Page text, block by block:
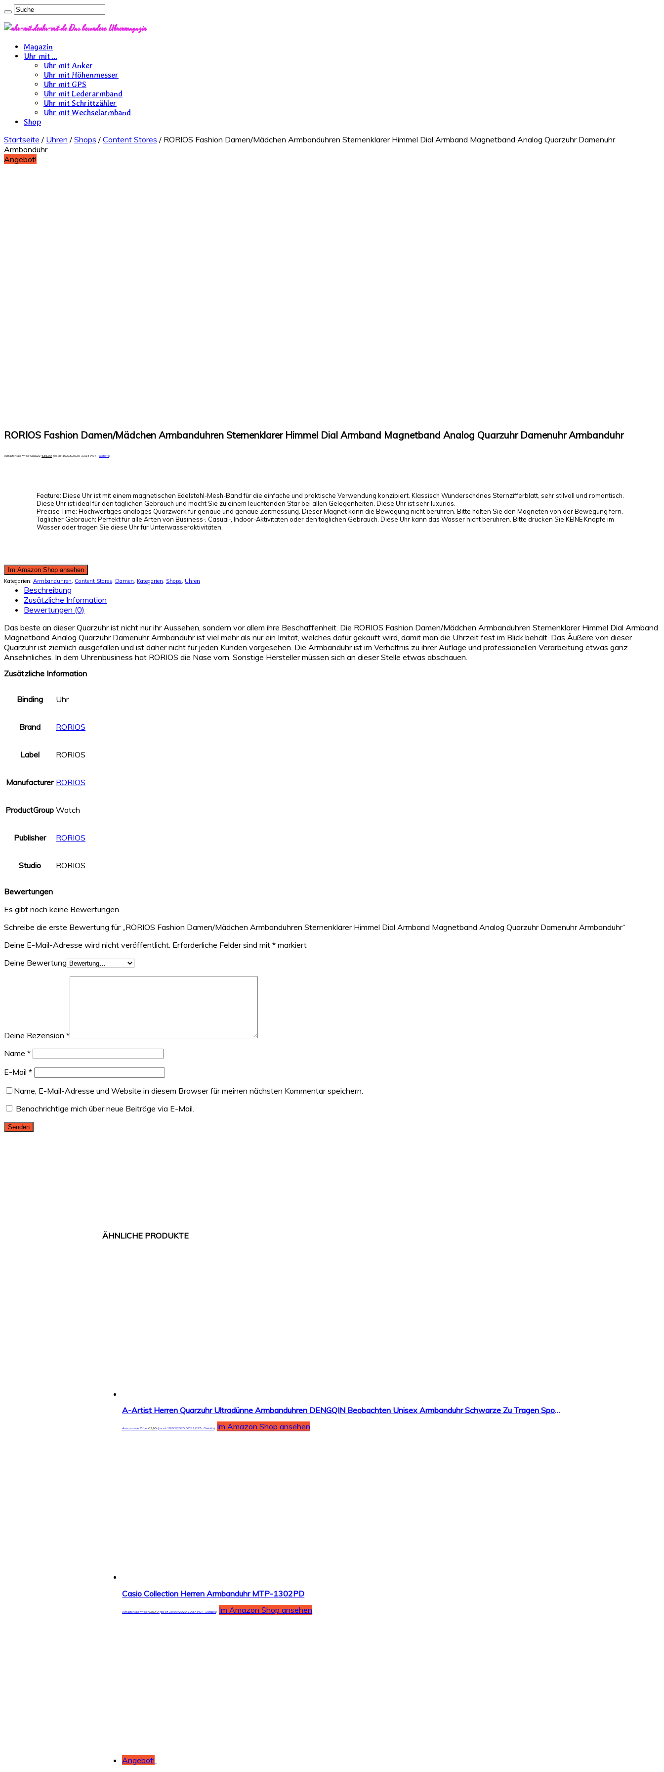
uhr-mit.de Das besondere Uhrenmagazin
Magazin
Uhr mit …
Uhr mit Anker
Uhr mit Höhenmesser
Uhr mit GPS
Uhr mit Lederarmband
Uhr mit Schrittzähler
Uhr mit Wechselarmband
Shop
Startseite / Uhren / Shops / Content Stores / RORIOS Fashion Damen/Mädchen Armbanduhren Sternenklarer Himmel Dial Armband Magnetband Analog Quarzuhr Damenuhr
Armbanduhr
Angebot!
RORIOS Fashion Damen/Mädchen Armbanduhren Sternenklarer Himmel Dial Armband Magnetband Analog Quarzuhr Damenuhr Armbanduhr
Amazon.de Price:€99,99 €36,99 (as of 19/03/2020 11:24 PST- Details)
Feature: Diese Uhr ist mit einem magnetischen Edelstahl-Mesh-Band für die einfache und praktische Verwendung konzipiert. Klassisch Wunderschönes Sternzifferblatt, sehr stilvoll und romantisch.
Diese Uhr ist ideal für den täglichen Gebrauch und macht Sie zu einem leuchtenden Star bei allen Gelegenheiten. Diese Uhr ist sehr luxuriös.
Precise Time: Hochwertiges analoges Quarzwerk für genaue und genaue Zeitmessung. Dieser Magnet kann die Bewegung nicht berühren. Bitte halten Sie den Magneten von der Bewegung fern.
Täglicher Gebrauch: Perfekt für alle Arten von Business-, Casual-, Indoor-Aktivitäten oder den täglichen Gebrauch. Diese Uhr kann das Wasser nicht berühren. Bitte drücken Sie KEINE Knöpfe im
Wasser oder tragen Sie diese Uhr für Unterwasseraktivitäten.
Im Amazon Shop ansehen
Kategorien: Armbanduhren Content Stores Damen Kategorien Shops Uhren
Beschreibung
Zusätzliche Information
Bewertungen (0)
Das beste an dieser Quarzuhr ist nicht nur ihr Aussehen, sondern vor allem ihre Beschaffenheit. Die RORIOS Fashion Damen/Mädchen Armbanduhren Sternenklarer Himmel Dial Armband
Magnetband Analog Quarzuhr Damenuhr Armbanduhr ist viel mehr als nur ein Imitat, welches dafür gekauft wird, damit man die Uhrzeit fest im Blick behält. Das Äußere von dieser
Quarzuhr ist ziemlich ausgefallen und ist daher nicht für jeden Kunden vorgesehen. Die Armbanduhr ist im Verhältnis zu ihrer Auflage und professionellen Verarbeitung etwas ganz
Ansehnliches. In dem Uhrenbusiness hat RORIOS die Nase vorn. Sonstige Hersteller müssen sich an dieser Stelle etwas abschauen.
Zusätzliche Information
Binding Uhr
Brand RORIOS
Label RORIOS
Manufacturer RORIOS
ProductGroup Watch
Publisher RORIOS
Studio RORIOS
Bewertungen
Es gibt noch keine Bewertungen.
Schreibe die erste Bewertung für „RORIOS Fashion Damen/Mädchen Armbanduhren Sternenklarer Himmel Dial Armband Magnetband Analog Quarzuhr Damenuhr Armbanduhr“
Deine E-Mail-Adresse wird nicht veröffentlicht. Erforderliche Felder sind mit * markiert
Deine Bewertung
Deine Rezension *
Name *
E-Mail *
Name, E-Mail-Adresse und Website in diesem Browser für meinen nächsten Kommentar speichern.
Benachrichtige mich über neue Beiträge via E-Mail.
A-Artist Herren Quarzuhr Ultradünne Armbanduhren DENGQIN Beobachten Unisex Armbanduhr Schwarze Zu Tragen Sportuhr Modisch Leicht Verwenden Für Damen Und Design Schwarz Band Gürtel Armband
Amazon.de Price:€2,90 (as of 18/03/2020 07:51 PST-Details) Im Amazon Shop ansehen
Casio Collection Herren Armbanduhr MTP-1302PD
Amazon.de Price:€29,49 (as of 18/03/2020 10:37 PST-Details) Im Amazon Shop ansehen
Angebot!